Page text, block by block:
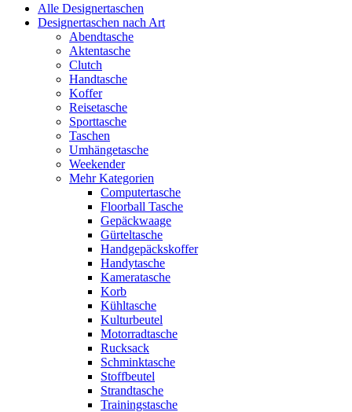
Alle Designertaschen
Designertaschen nach Art
Abendtasche
Aktentasche
Clutch
Handtasche
Koffer
Reisetasche
Sporttasche
Taschen
Umhängetasche
Weekender
Mehr Kategorien
Computertasche
Floorball Tasche
Gepäckwaage
Gürteltasche
Handgepäckskoffer
Handytasche
Kameratasche
Korb
Kühltasche
Kulturbeutel
Motorradtasche
Rucksack
Schminktasche
Stoffbeutel
Strandtasche
Trainingstasche